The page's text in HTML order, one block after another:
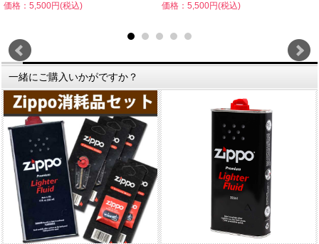
価格：5,500円(税込) 価格：5,500円(税込)
一緒にご購入いかがですか？